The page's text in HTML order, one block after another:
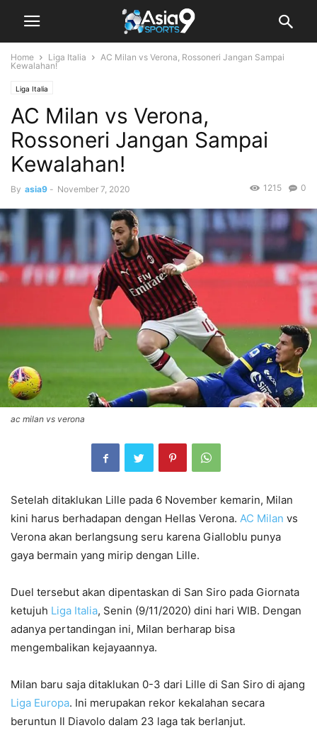
Home Liga Italia
AC Milan vs Verona, Rossoneri Jangan Sampai
Kewalahan!
Liga Italia
AC Milan vs Verona,
Rossoneri Jangan Sampai
Kewalahan!
By asia9 - November 7, 2020 0
1215
ac milan vs verona
Setelah ditaklukan Lille pada 6 November kemarin, Milan
kini harus berhadapan dengan Hellas Verona. AC Milan vs
Verona akan berlangsung seru karena Gialloblu punya
gaya bermain yang mirip dengan Lille.
Duel tersebut akan dipentaskan di San Siro pada Giornata
ketujuh Liga Italia, Senin (9/11/2020) dini hari WIB. Dengan
adanya pertandingan ini, Milan berharap bisa
mengembalikan kejayaannya.
Milan baru saja ditaklukan 0-3 dari Lille di San Siro di ajang
Liga Europa. Ini merupakan rekor kekalahan secara
beruntun Il Diavolo dalam 23 laga tak berlanjut.